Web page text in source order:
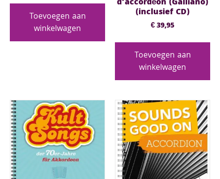
Toevoegen aan
winkelwagen
d’accordéon (Galliano)
(inclusief CD)
€39,95
Toevoegen aan
winkelwagen